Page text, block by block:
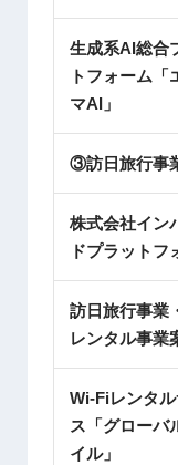
生成系AI総合
トフォーム「
マAI」
③訪日旅行事
株式会社イン
ドプラットフ
訪日旅行事業
レンタル事業
Wi-Fiレンタ
ス「グローバ
イル」